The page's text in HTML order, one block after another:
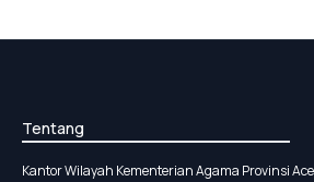
Tentang
Kantor Wilayah Kementerian Agama Provinsi